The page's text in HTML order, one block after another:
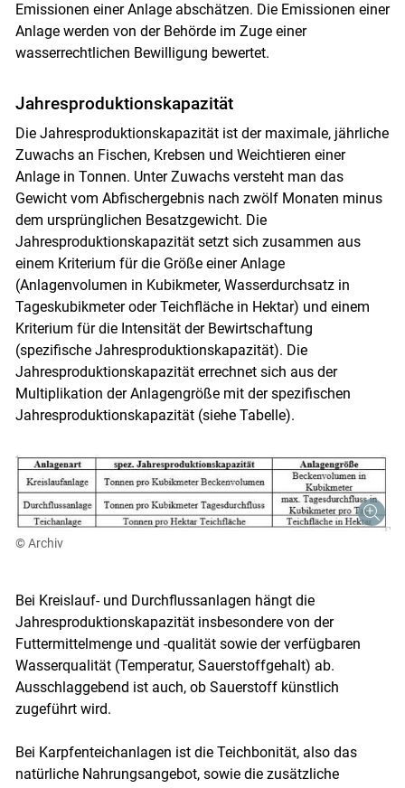
Skip to main content
Emissionen einer Anlage abschätzen. Die Emissionen einer
Anlage werden von der Behörde im Zuge einer
wasserrechtlichen Bewilligung bewertet.
Jahresproduktionskapazität
Die Jahresproduktionskapazität ist der maximale, jährliche
Zuwachs an Fischen, Krebsen und Weichtieren einer
Anlage in Tonnen. Unter Zuwachs versteht man das
Gewicht vom Abfischergebnis nach zwölf Monaten minus
dem ursprünglichen Besatzgewicht. Die
Jahresproduktionskapazität setzt sich zusammen aus
einem Kriterium für die Größe einer Anlage
(Anlagenvolumen in Kubikmeter, Wasserdurchsatz in
Tageskubikmeter oder Teichfläche in Hektar) und einem
Kriterium für die Intensität der Bewirtschaftung
(spezifische Jahresproduktionskapazität). Die
Jahresproduktionskapazität errechnet sich aus der
Multiplikation der Anlagengröße mit der spezifischen
Jahresproduktionskapazität (siehe Tabelle).
© Archiv
Bei Kreislauf- und Durchflussanlagen hängt die
Jahresproduktionskapazität insbesondere von der
Futtermittelmenge und -qualität sowie der verfügbaren
Wasserqualität (Temperatur, Sauerstoffgehalt) ab.
Ausschlaggebend ist auch, ob Sauerstoff künstlich
zugeführt wird.
Bei Karpfenteichanlagen ist die Teichbonität, also das
natürliche Nahrungsangebot, sowie die zusätzliche